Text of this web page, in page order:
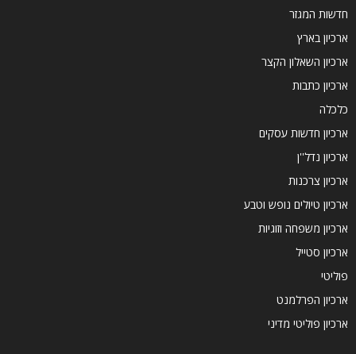
חדשות המגזר
ארכיון בארץ
ארכיון השאלון הקצר
ארכיון כתבות
כלכלה
ארכיון חדשות עסקים
ארכיון נדל''ן
ארכיון צרכנות
ארכיון טיולים נופש וטבע
ארכיון משפחה וזוגיות
ארכיון סטייל
פוליטי
ארכיון הפרלמנט
ארכיון פוליטי מדיני